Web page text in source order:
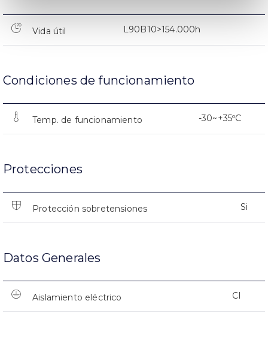
Vida útil L90B10>154.000h
Condiciones de funcionamiento
Temp. de funcionamiento -30~+35ºC
Protecciones
Protección sobretensiones Si
Datos Generales
Aislamiento eléctrico CI